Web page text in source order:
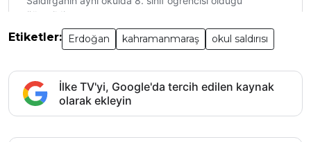
Etiketler: Erdoğan kahramanmaraş okul saldırısı
İlke TV'yi, Google'da tercih edilen kaynak
olarak ekleyin